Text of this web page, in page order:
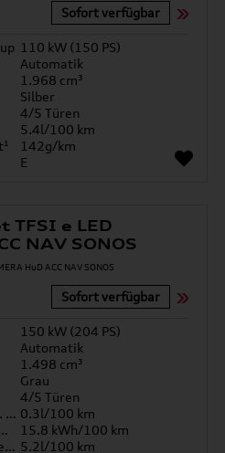
Sofort verfügbar
110 kW (150 PS)
Automatik
1.968 cm³
Silber
4/5 Türen
5.4l/100 km
142g/km
E
TFSI e LED
NAV SONOS
Sofort verfügbar
150 kW (204 PS)
Automatik
1.498 cm³
Grau
4/5 Türen
Kraftstoffverbrauch gew. kombiniert 0.3l/100 km
gew. kombiniert
15.8 kWh/100 km
Kraftst. komb. entl. Batterie 5.2l/100 km